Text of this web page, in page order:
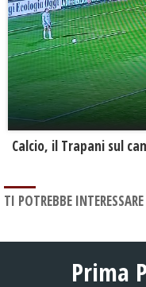
Calcio, il Trapani sul
TI POTREBBE INTERESSARE
Prima